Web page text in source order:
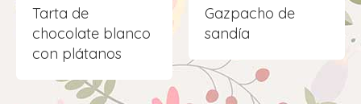
Tarta de
chocolate blanco
con plátanos
Gazpacho de
sandía